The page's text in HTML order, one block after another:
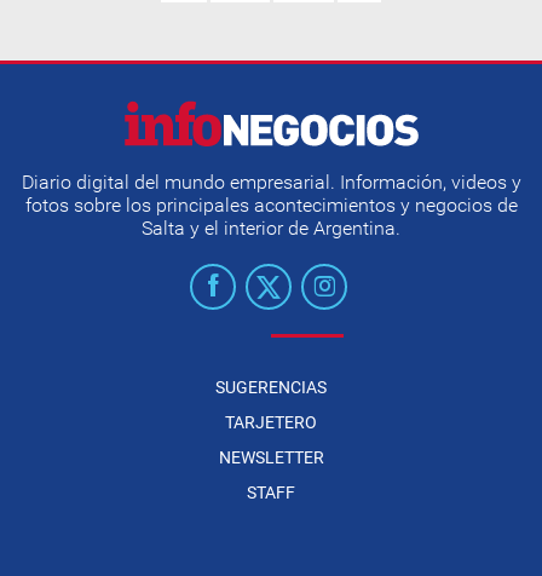
Diario digital del mundo empresarial. Información, videos y
fotos sobre los principales acontecimientos y negocios de
Salta y el interior de Argentina.
SUGERENCIAS
TARJETERO
NEWSLETTER
STAFF